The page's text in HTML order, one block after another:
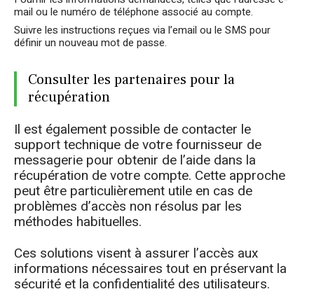
mail ou le numéro de téléphone associé au compte.
Suivre les instructions reçues via l’email ou le SMS pour
définir un nouveau mot de passe.
Consulter les partenaires pour la
récupération
Il est également possible de contacter le
support technique de votre fournisseur de
messagerie pour obtenir de l’aide dans la
récupération de votre compte. Cette approche
peut être particulièrement utile en cas de
problèmes d’accès non résolus par les
méthodes habituelles.
Ces solutions visent à assurer l’accès aux
informations nécessaires tout en préservant la
sécurité et la confidentialité des utilisateurs.